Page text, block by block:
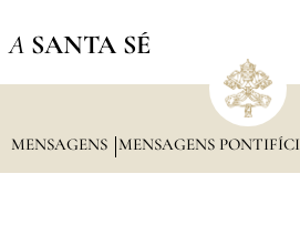
A SANTA SÉ
MENSAGENS MENSAGENS